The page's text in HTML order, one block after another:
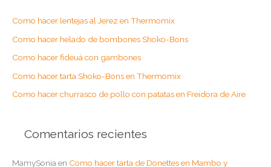
r
p
o
r
Como hacer lentejas al Jerez en Thermomix
Como hacer helado de bombones Shoko-Bons
Como hacer fideuá con gambones
Como hacer tarta Shoko-Bons en Thermomix
Como hacer churrasco de pollo con patatas en Freidora de Aire
Comentarios recientes
MamySonia en Como hacer tarta de Donettes en Mambo y